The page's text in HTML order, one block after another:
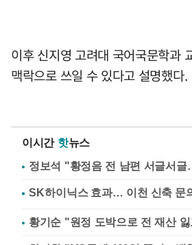
이후 신지영 고려대 국어국문학과
맥락으로 쓰일 수 있다고 설명했다.
이시간 핫뉴스
정보석 "황정음 전 남편 서글서
황기순 "원정 도박으로 전 재산